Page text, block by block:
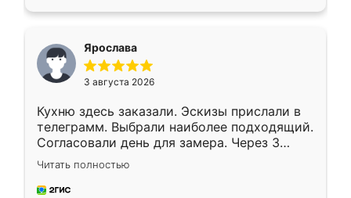
Ярослава
3 августа 2026
Кухню здесь заказали. Эскизы прислали в
телеграмм. Выбрали наиболее подходящий.
Согласовали день для замера. Через 3
недели кухня была уже готова. Остались
довольны работой. Спасибо Ренессанс
мебель за качественную работу!
Читать полностью